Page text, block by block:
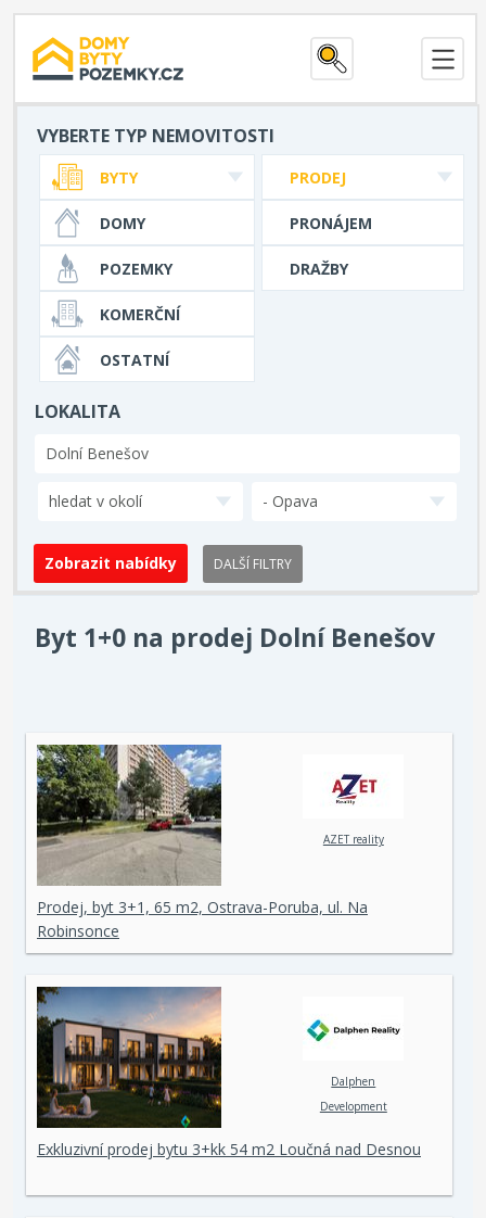
VYBERTE TYP NEMOVITOSTI
PRODEJ
PRONÁJEM
DRAŽBY
BYTY
DOMY
POZEMKY
KOMERČNÍ
OSTATNÍ
LOKALITA
hledat v okolí - Opava
DALŠÍ FILTRY
Byt 1+0 na prodej Dolní Benešov
AZET reality
Prodej, byt 3+1, 65 m2, Ostrava-Poruba, ul. Na
Robinsonce
Dalphen
Development
Exkluzivní prodej bytu 3+kk 54 m2 Loučná nad Desnou